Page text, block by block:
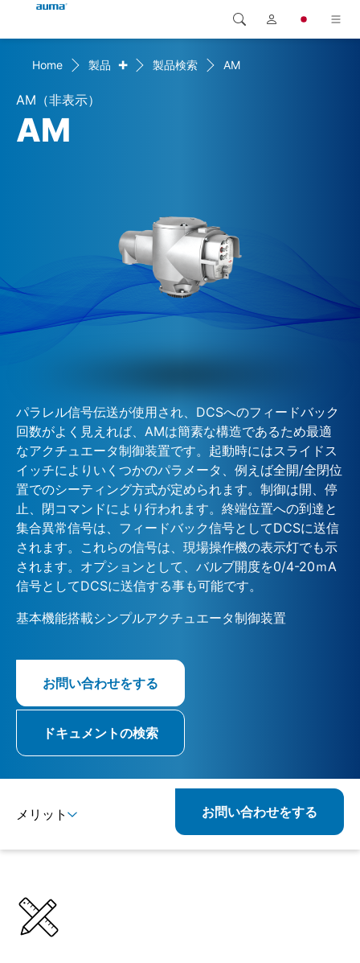
製品
ソリューション
Global
ヨーロッパ
検索
Home 製品 + 製品検索 AM
AM（非表示）
AM
パラレル信号伝送が使用され、DCSへのフィードバック
回数がよく見えれば、AMは簡素な構造であるため最適
なアクチュエータ制御装置です。起動時にはスライドス
イッチによりいくつかのパラメータ、例えば全開/全閉位
置でのシーティング方式が定められます。制御は開、停
止、閉コマンドにより行われます。終端位置への到達と
集合異常信号は、フィードバック信号としてDCSに送信
されます。これらの信号は、現場操作機の表示灯でも示
されます。オプションとして、バルブ開度を0/4-20ｍA
信号としてDCSに送信する事も可能です。
基本機能搭載シンプルアクチュエータ制御装置
お問い合わせをする
ドキュメントの検索
メリット お問い合わせをする